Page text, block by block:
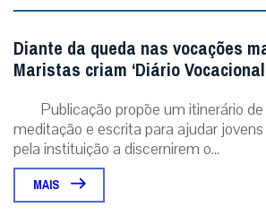
Diante da queda nas vocações
Maristas criam ‘Diário
Publicação propõe um itinerário
meditação e escrita para ajudar
pela instituição a discernirem o...
MAIS